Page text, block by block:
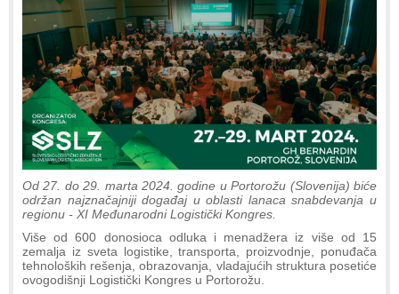
Od 27. do 29. marta 2024. godine u Portorožu (Slovenija) biće
održan najznačajniji događaj u oblasti lanaca snabdevanja u
regionu - XI Međunarodni Logistički Kongres.
Više od 600 donosioca odluka i menadžera iz više od 15
zemalja iz sveta logistike, transporta, proizvodnje, ponuđača
tehnoloških rešenja, obrazovanja, vladajućih struktura posetiće
ovogodišnji Logistički Kongres u Portorožu.